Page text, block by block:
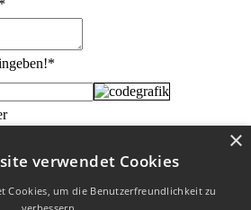
*
*
verwendet Cookies
Cookies, um die Benutzerfreundlichkeit zu
×